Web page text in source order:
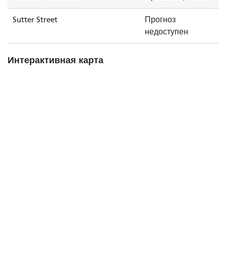
Sutter Street
Прогноз
недоступен
Интерактивная карта